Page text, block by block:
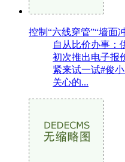
控制“六线穿管”“墙面
自从比价办事：
初次推出电子报
紧来试一试#俊
关心的...